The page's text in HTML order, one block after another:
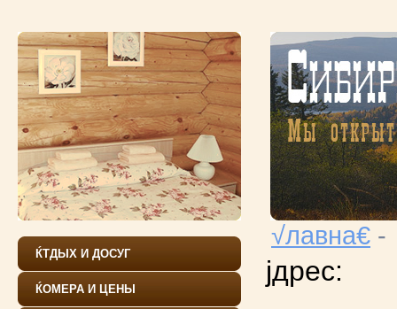
ЌТДЫХ И ДОСУГ
ЌОМЕРА И ЦЕНЫ
√лавна€ -